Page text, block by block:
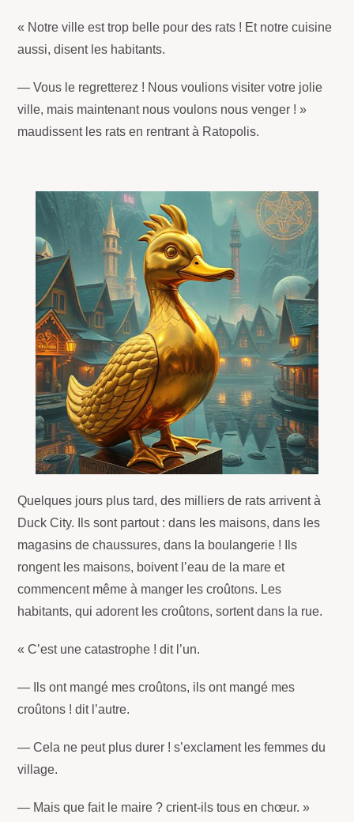
« Notre ville est trop belle pour des rats ! Et notre cuisine
aussi, disent les habitants.
— Vous le regretterez ! Nous voulions visiter votre jolie
ville, mais maintenant nous voulons nous venger ! »
maudissent les rats en rentrant à Ratopolis.
Quelques jours plus tard, des milliers de rats arrivent à
Duck City. Ils sont partout : dans les maisons, dans les
magasins de chaussures, dans la boulangerie ! Ils
rongent les maisons, boivent l’eau de la mare et
commencent même à manger les croûtons. Les
habitants, qui adorent les croûtons, sortent dans la rue.
« C’est une catastrophe ! dit l’un.
— Ils ont mangé mes croûtons, ils ont mangé mes
croûtons ! dit l’autre.
— Cela ne peut plus durer ! s’exclament les femmes du
village.
— Mais que fait le maire ? crient-ils tous en chœur. »